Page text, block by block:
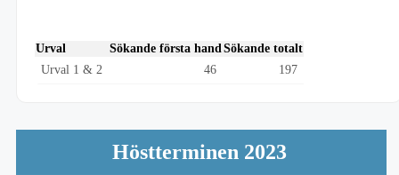
Urval Sökande första handSökande totalt
Urval 1 & 2
46 197
Höstterminen 2023